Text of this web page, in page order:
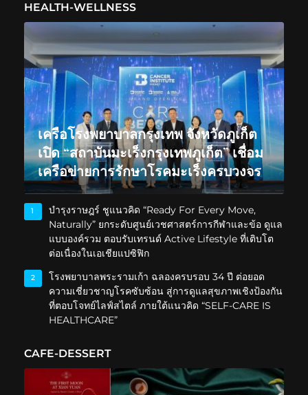
HEALTH-WELLNESS
เครือโรงพยาบาลกรุงเทพ จังหวัดภูเก็ต
เปิด “สถาบันมะเร็งกรุงเทพภูเก็ต” เชื่อม
เครือข่ายการรักษาโรคมะเร็งครบวงจร
1
บำรุงราษฎร์ ชูแนวคิด “Ready For Every Move,
Naturally” ยกระดับศูนย์เวชศาสตร์การกีฬาและข้อ ดูแล
แบบองค์รวม ตอบรับเทรนด์ Active Lifestyle ที่เติบโต
ต่อเนื่องในเอเชียแปซิฟิก
2
โรงพยาบาลพระรามเก้า ฉลองครบรอบ 34 ปี ต่อยอด
ความเชี่ยวชาญโรคซับซ้อน สู่การดูแลสุขภาพเชิงป้องกัน
ที่ตอบโจทย์ไลฟ์สไตล์ ภายใต้แนวคิด “SELF-CARE IS
HEALTHCARE”
CAFE-DESSERT